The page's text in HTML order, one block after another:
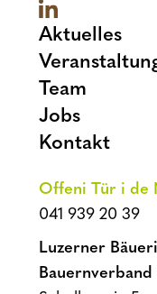
Luzerner
Bauernverband
Aktuelles
Team
Jobs
Kontakt
Offeni Tür i de
041 939 20 39